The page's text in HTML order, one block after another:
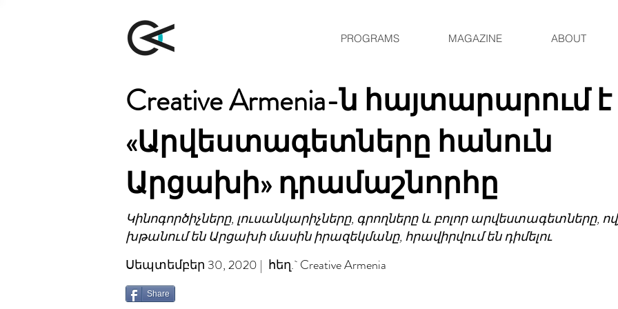
PROGRAMS MAGAZINE ABOUT
Creative Armenia-ն հայտարարում է
«Արվեստագետները հանուն
Արցախի» դրամաշնորհը
Կինոգործիչները, լուսանկարիչները, գրողները և բոլոր արվեստագետները,
խթանում են Արցախի մասին իրազեկմանը, հրավիրվում են դիմելու
Սեպտեմբեր 30, 2020 | հեղ.` Creative Armenia
Share